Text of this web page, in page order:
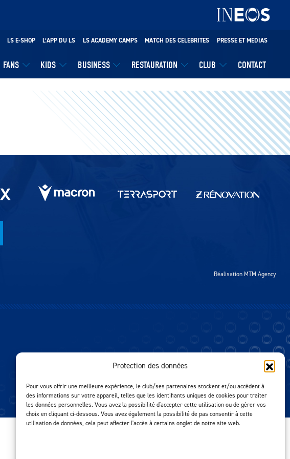
Protection des données
Pour vous offrir une meilleure expérience, le club/ses partenaires stockent et/ou accèdent à
des informations sur votre appareil, telles que les identifiants uniques de cookies pour traiter
les données personnelles. Vous avez la possibilité d'accepter cette utilisation ou de gérer vos
choix en cliquant ci-dessous. Vous avez également la possibilité de pas consentir à cette
utilisation de données, cela peut affecter l'accès à certains onglet de notre site web.
FANS KIDS BUSINESS RESTAURATION CLUB CONTACT
LS E-SHOP L’APP DU LS LS ACADEMY CAMPS MATCH DES CELEBRITES PRESSE ET MEDIAS
Réalisation MTM Agency